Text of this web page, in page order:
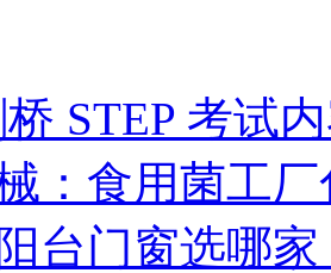
桥 STEP 考试
：食用菌工
台门窗选哪